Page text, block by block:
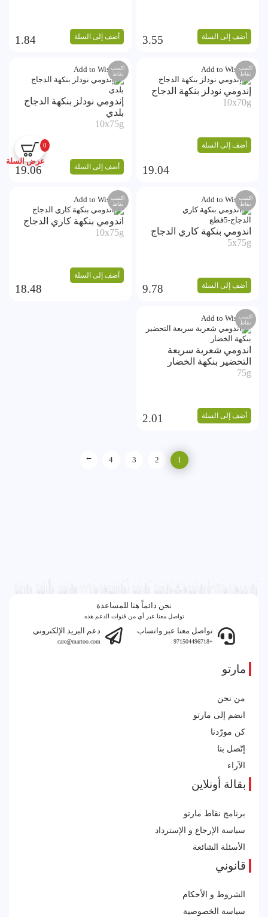
0
عرض السلة
أضف إلى السلة 3.55 أضف إلى السلة 1.84
Add to Wishlist
اكسب
نقاط
إندومي نودلز بنكهة الدجاج
10x70g
أضف إلى السلة
19.04
Add to Wishlist
اكسب
نقاط
إندومي نودلز بنكهة الدجاج
بلدي
10x75g
أضف إلى السلة 19.06
Add to Wishlist
اكسب
نقاط
اندومي بنكهة كاري الدجاج
5x75g
أضف إلى السلة 9.78
Add to Wishlist
اكسب
نقاط
اندومي بنكهة كاري الدجاج
10x75g
أضف إلى السلة
18.48
Add to Wishlist
اكسب
نقاط
اندومي شعرية سريعة
التحضير بنكهة الخضار
75g
أضف إلى السلة 2.01
1
2
3
4
→
نحن دائماً هنا للمساعدة
تواصل معنا عبر أي من قنوات الدعم هذه
تواصل معنا عبر واتساب
+971504496718
دعم البريد الإلكتروني
care@martoo.com
مارتو
من نحن
انضم إلى مارتو
كن مورّدنا
إتّصل بنا
الآراء
بقالة أونلاين
برنامج نقاط مارتو
سياسة الإرجاع و الإسترداد
الأسئلة الشائعة
قانوني
الشروط و الأحكام
سياسة الخصوصية